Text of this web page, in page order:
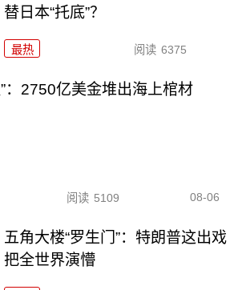
替日本“托底”？
最热 阅读 6375
：2750亿美金堆出海上棺材
阅读 5109 08-06
五角大楼“罗生门”：特朗普这出戏
把全世界演懵